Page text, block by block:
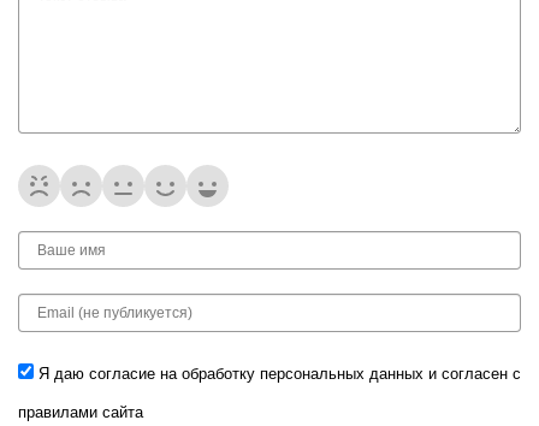
Я даю согласие на обработку персональных данных и согласен с
правилами сайта